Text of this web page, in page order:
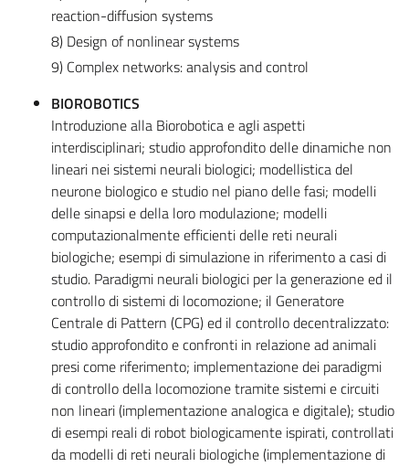
reaction-diffusion systems
8) Design of nonlinear systems
9) Complex networks: analysis and control
BIOROBOTICS
Introduzione alla Biorobotica e agli aspetti
interdisciplinari; studio approfondito delle dinamiche non
lineari nei sistemi neurali biologici; modellistica del
neurone biologico e studio nel piano delle fasi; modelli
delle sinapsi e della loro modulazione; modelli
computazionalmente efficienti delle reti neurali
biologiche; esempi di simulazione in riferimento a casi di
studio. Paradigmi neurali biologici per la generazione ed il
controllo di sistemi di locomozione; il Generatore
Centrale di Pattern (CPG) ed il controllo decentralizzato:
studio approfondito e confronti in relazione ad animali
presi come riferimento; implementazione dei paradigmi
di controllo della locomozione tramite sistemi e circuiti
non lineari (implementazione analogica e digitale); studio
di esempi reali di robot biologicamente ispirati, controllati
da modelli di reti neurali biologiche (implementazione di